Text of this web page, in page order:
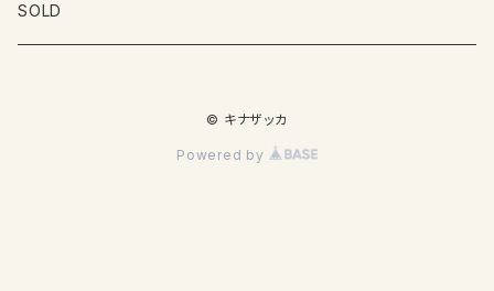
ガラス製品
SOLD
© キナザッカ
Powered by